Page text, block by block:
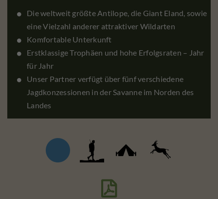
Die weltweit größte Antilope, die Giant Eland, sowie
eine Vielzahl anderer attraktiver Wildarten
Komfortable Unterkunft
Erstklassige Trophäen und hohe Erfolgsraten – Jahr
für Jahr
Unser Partner verfügt über fünf verschiedene
Jagdkonzessionen in der Savanne im Norden des
Landes
